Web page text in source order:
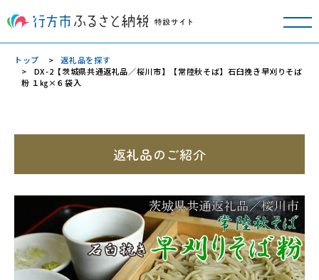
トップ
返礼品を探す
DX-2【茨城県共通返礼品／桜川市】【常陸秋そば】石臼挽き早刈りそば
粉 １㎏×６袋入
返礼品のご紹介